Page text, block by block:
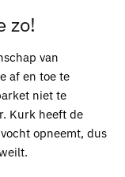
zo!
van
af en toe te
niet te
Kurk heeft de
opneemt, dus